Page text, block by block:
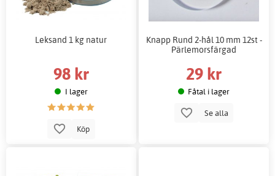
Leksand 1 kg natur
98 kr
I lager
Köp
Knapp Rund 2-hål 10 mm 12st -
Pärlemorsfärgad
29 kr
Fåtal i lager
Se alla